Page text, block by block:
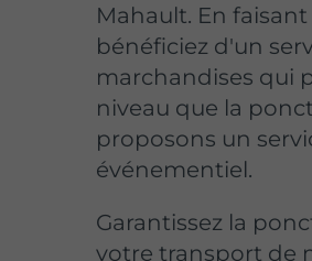
Mahault. En
bénéficiez d'un
marchandises qui
niveau que la
proposons un
événementiel.
Garantissez la
votre transport de